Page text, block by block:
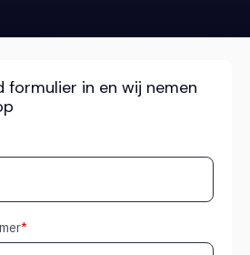
formulier in en wij nemen
*